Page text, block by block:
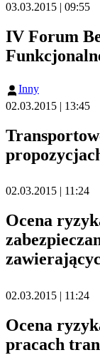
03.03.2015 | 09:55
IV Forum
Inny
02.03.2015 | 13:45
02.03.2015 | 11:24
Ocena
02.03.2015 | 11:24
Ocena
pracach